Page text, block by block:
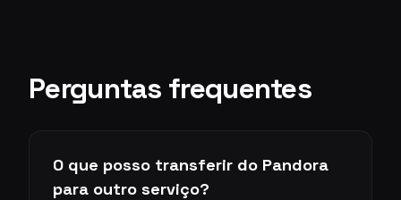
Perguntas frequentes
O que posso transferir do Pandora
para outro serviço?